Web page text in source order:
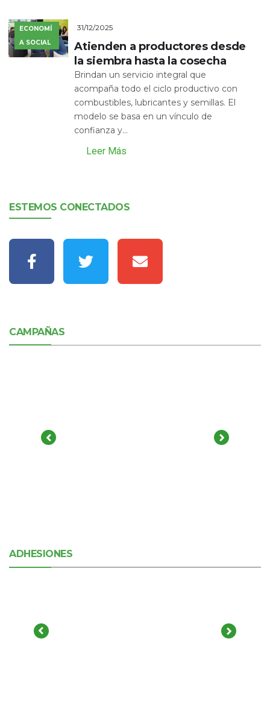
ECONOMÍ
A SOCIAL
31/12/2025
Atienden a productores desde
la siembra hasta la cosecha
Brindan un servicio integral que
acompaña todo el ciclo productivo con
combustibles, lubricantes y semillas. El
modelo se basa en un vínculo de
confianza y...
Leer Más
ESTEMOS CONECTADOS
CAMPAÑAS
ADHESIONES